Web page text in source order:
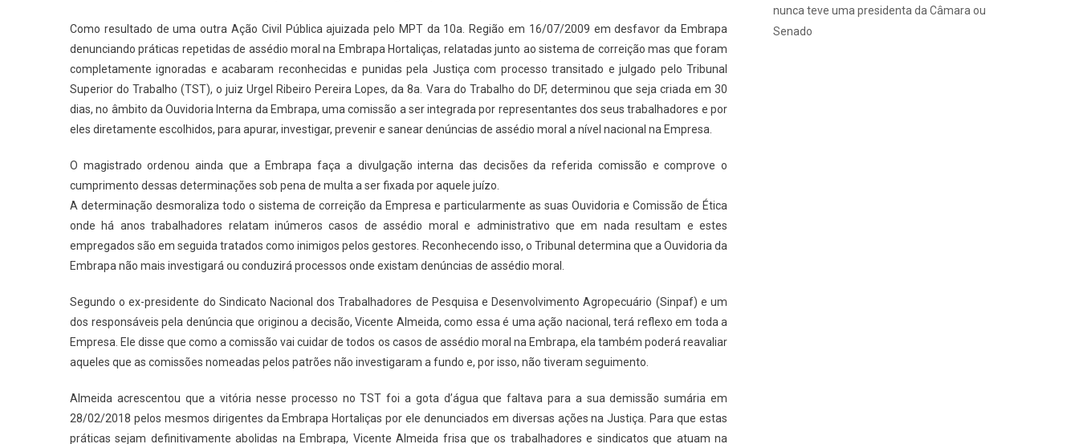
Como resultado de uma outra Ação Civil Pública ajuizada pelo MPT da 10a. Região em 16/07/2009 em desfavor da Embrapa
denunciando práticas repetidas de assédio moral na Embrapa Hortaliças, relatadas junto ao sistema de correição mas que foram
completamente ignoradas e acabaram reconhecidas e punidas pela Justiça com processo transitado e julgado pelo Tribunal
Superior do Trabalho (TST), o juiz Urgel Ribeiro Pereira Lopes, da 8a. Vara do Trabalho do DF, determinou que seja criada em 30
dias, no âmbito da Ouvidoria Interna da Embrapa, uma comissão a ser integrada por representantes dos seus trabalhadores e por
eles diretamente escolhidos, para apurar, investigar, prevenir e sanear denúncias de assédio moral a nível nacional na Empresa.
O magistrado ordenou ainda que a Embrapa faça a divulgação interna das decisões da referida comissão e comprove o
cumprimento dessas determinações sob pena de multa a ser fixada por aquele juízo.
A determinação desmoraliza todo o sistema de correição da Empresa e particularmente as suas Ouvidoria e Comissão de Ética
onde há anos trabalhadores relatam inúmeros casos de assédio moral e administrativo que em nada resultam e estes
empregados são em seguida tratados como inimigos pelos gestores. Reconhecendo isso, o Tribunal determina que a Ouvidoria da
Embrapa não mais investigará ou conduzirá processos onde existam denúncias de assédio moral.
Segundo o ex-presidente do Sindicato Nacional dos Trabalhadores de Pesquisa e Desenvolvimento Agropecuário (Sinpaf) e um
dos responsáveis pela denúncia que originou a decisão, Vicente Almeida, como essa é uma ação nacional, terá reflexo em toda a
Empresa. Ele disse que como a comissão vai cuidar de todos os casos de assédio moral na Embrapa, ela também poderá reavaliar
aqueles que as comissões nomeadas pelos patrões não investigaram a fundo e, por isso, não tiveram seguimento.
Almeida acrescentou que a vitória nesse processo no TST foi a gota d’água que faltava para a sua demissão sumária em
28/02/2018 pelos mesmos dirigentes da Embrapa Hortaliças por ele denunciados em diversas ações na Justiça. Para que estas
práticas sejam definitivamente abolidas na Embrapa, Vicente Almeida frisa que os trabalhadores e sindicatos que atuam na
nunca teve uma presidenta da Câmara ou
Senado
março 2, 2022